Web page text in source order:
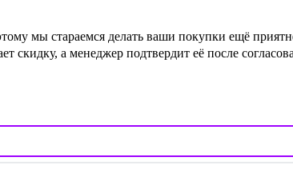
мы стараемся делать ваши покупки ещё
скидку, а менеджер подтвердит её после